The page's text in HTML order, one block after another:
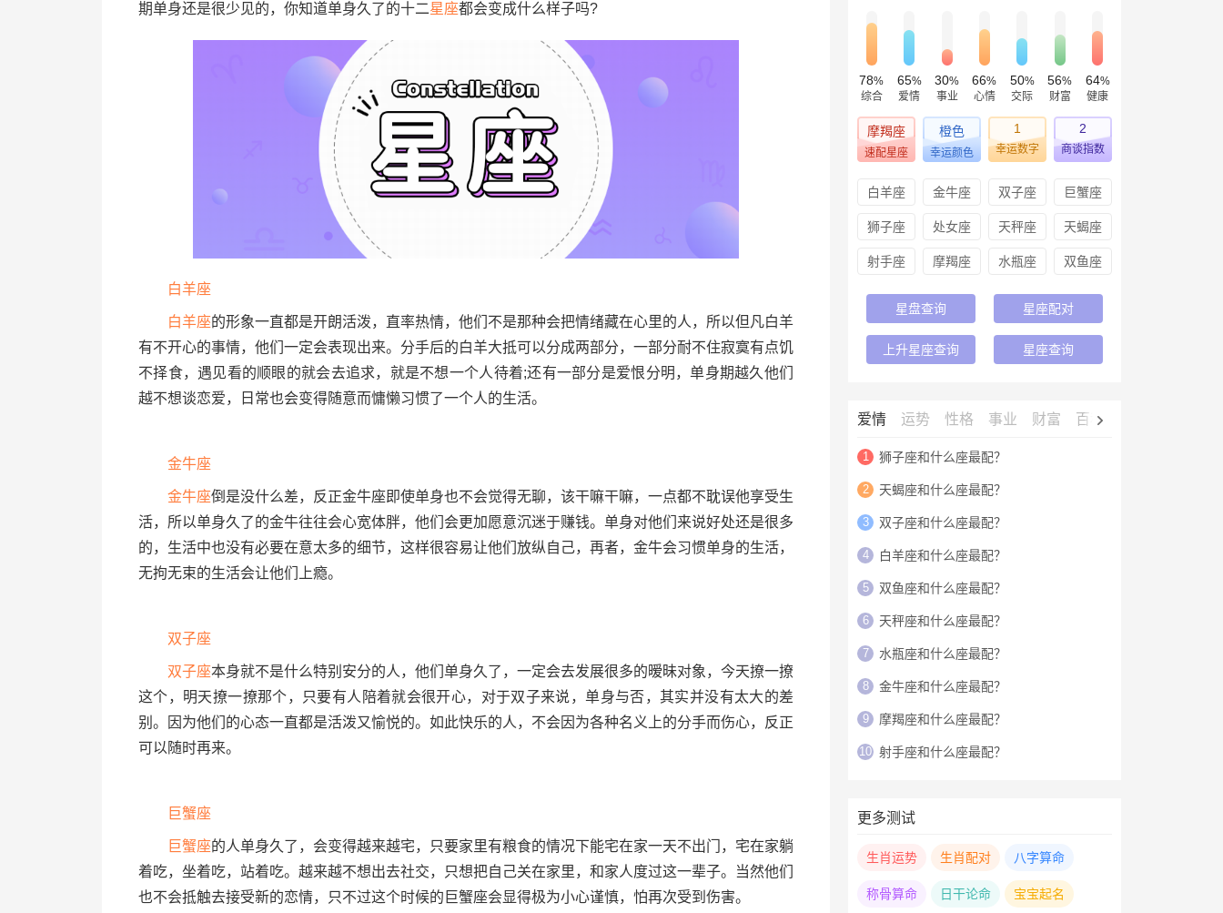
期单身还是很少见的，你知道单身久了的十二星座都会变成什么样子吗?
白羊座
白羊座的形象一直都是开朗活泼，直率热情，他们不是那种会把情绪藏在心里的人，所以但凡白羊
有不开心的事情，他们一定会表现出来。分手后的白羊大抵可以分成两部分，一部分耐不住寂寞有点饥
不择食，遇见看的顺眼的就会去追求，就是不想一个人待着;还有一部分是爱恨分明，单身期越久他们
越不想谈恋爱，日常也会变得随意而慵懒习惯了一个人的生活。
金牛座
金牛座倒是没什么差，反正金牛座即使单身也不会觉得无聊，该干嘛干嘛，一点都不耽误他享受生
活，所以单身久了的金牛往往会心宽体胖，他们会更加愿意沉迷于赚钱。单身对他们来说好处还是很多
的，生活中也没有必要在意太多的细节，这样很容易让他们放纵自己，再者，金牛会习惯单身的生活，
无拘无束的生活会让他们上瘾。
双子座
双子座本身就不是什么特别安分的人，他们单身久了，一定会去发展很多的暧昧对象，今天撩一撩
这个，明天撩一撩那个，只要有人陪着就会很开心，对于双子来说，单身与否，其实并没有太大的差
别。因为他们的心态一直都是活泼又愉悦的。如此快乐的人，不会因为各种名义上的分手而伤心，反正
可以随时再来。
巨蟹座
巨蟹座的人单身久了，会变得越来越宅，只要家里有粮食的情况下能宅在家一天不出门，宅在家躺
着吃，坐着吃，站着吃。越来越不想出去社交，只想把自己关在家里，和家人度过这一辈子。当然他们
也不会抵触去接受新的恋情，只不过这个时候的巨蟹座会显得极为小心谨慎，怕再次受到伤害。
78%
综合
65%
爱情
30%
事业
66%
心情
50%
交际
56%
财富
64%
健康
摩羯座
速配星座
橙色
幸运颜色
1
幸运数字
2
商谈指数
白羊座 金牛座 双子座 巨蟹座
狮子座 处女座 天秤座 天蝎座
射手座 摩羯座 水瓶座 双鱼座
星盘查询 星座配对
上升星座查询 星座查询
爱情 运势 性格 事业 财富 百科
1 狮子座和什么座最配？
2 天蝎座和什么座最配？
3 双子座和什么座最配？
4 白羊座和什么座最配？
5 双鱼座和什么座最配？
6 天秤座和什么座最配？
7 水瓶座和什么座最配？
8 金牛座和什么座最配？
9 摩羯座和什么座最配？
10 射手座和什么座最配？
更多测试
生肖运势 生肖配对 八字算命
称骨算命 日干论命 宝宝起名